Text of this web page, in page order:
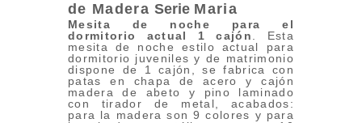
de MaderaSerie Maria
Mesita de noche para el
dormitorio actual 1 cajón. Esta
mesita de noche estilo actual para
dormitorio juveniles y de matrimonio
dispone de 1 cajón, se fabrica con
patas en chapa de acero y cajón
madera de abeto y pino laminado
con tirador de metal, acabados:
para la madera son 9 colores y para